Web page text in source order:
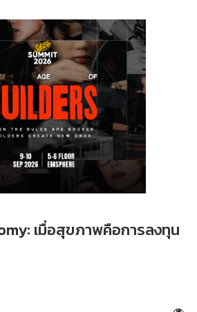
เมื่อสุขภาพคือการลงทุน